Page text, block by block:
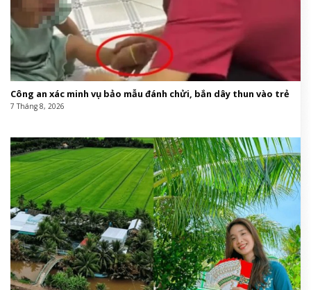
Công an xác minh vụ bảo mẫu đánh chửi, bắn dây thun vào trẻ
7 Tháng 8, 2026